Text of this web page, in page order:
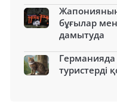
бұғылар
дамытуда
туристерді